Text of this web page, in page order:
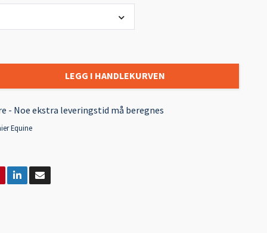
LEGG I HANDLEKURVEN
- Noe ekstra leveringstid må beregnes
Equine